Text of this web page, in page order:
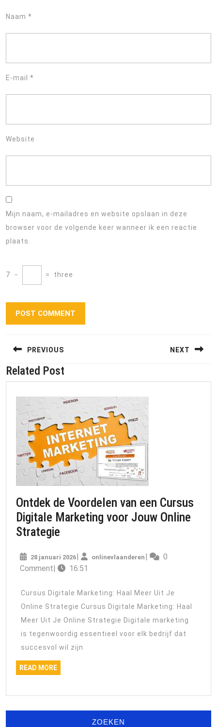
Naam *
E-mail *
Website
Mijn naam, e-mailadres en website opslaan in deze
browser voor de volgende keer wanneer ik een reactie
plaats.
7 − = three
PREVIOUS
Previous
post:
NEXT
post:
Related Post
Ontdek de Voordelen van een Cursus
Digitale Marketing voor Jouw Online
Strategie
Voordelen
van
een
Cursus
Digitale
Marketing
voor
Jouw
Online
Strategie
28 januari 202628
januari
onlinevlaanderen onlinevlaanderen
0
Comment
16:51
Cursus Digitale Marketing: Haal Meer Uit Je
Online Strategie Cursus Digitale Marketing: Haal
Meer Uit Je Online Strategie Digitale marketing
is tegenwoordig essentieel voor elk bedrijf dat
succesvol wil zijn
READ MOREREAD
MORE
ZOEKEN